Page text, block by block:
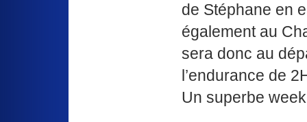
de Stéphane en
également au
sera donc au
l’endurance de
Un superbe